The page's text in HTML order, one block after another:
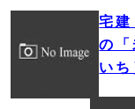
宅建
の
いち